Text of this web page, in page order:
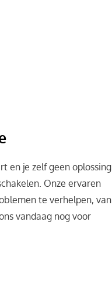
en je zelf geen oplossing
Onze ervaren
te verhelpen, van
vandaag nog voor